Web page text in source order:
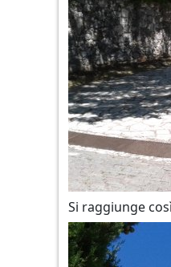
Si raggiunge